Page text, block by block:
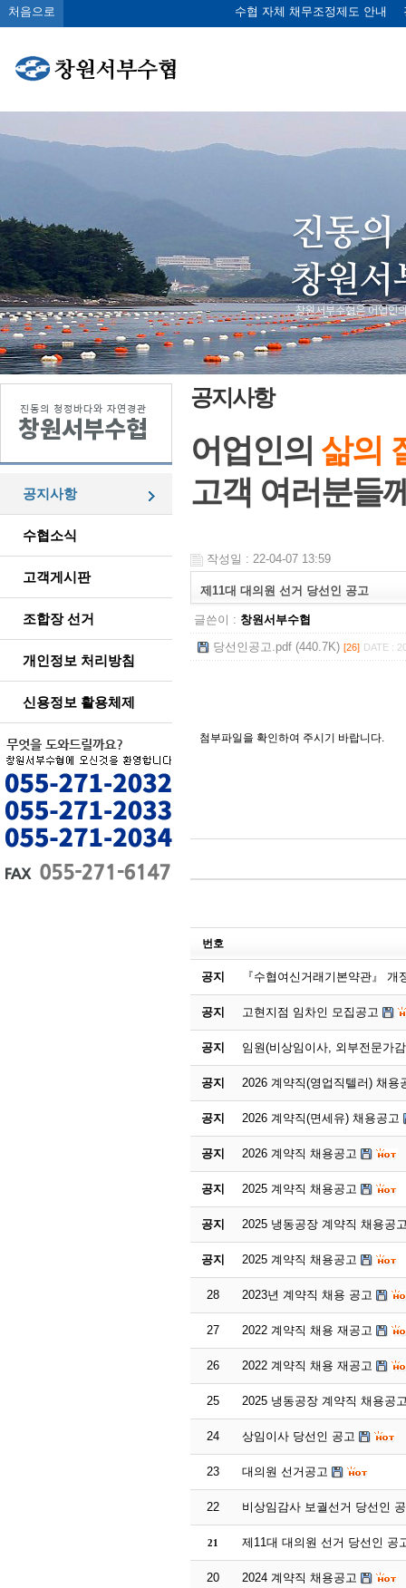
처음으로 수협 자체 채무조정제도 안내
공지사항
수협소식
고객게시판
조합장 선거
개인정보 처리방침
신용정보 활용체제
공지사항
어업인의 삶의
고객 여러분들
작성일 : 22-04-07 13:59
제11대 대의원 선거 당선인 공고
글쓴이 : 창원서부수협
당선인공고.pdf (440.7K) [26] DATE :
첨부파일을 확인하여 주시기 바랍니다.
번호
공지 『수협여신거래기본약관』 개
공지 고현지점 임차인 모집공고
공지 임원(비상임이사, 외부전문가
공지 2026 계약직(영업직텔러) 채용
공지 2026 계약직(면세유) 채용공고
공지 2026 계약직 채용공고
공지 2025 계약직 채용공고
공지 2025 냉동공장 계약직 채용공
공지 2025 계약직 채용공고
28 2023년 계약직 채용 공고
27 2022 계약직 채용 재공고
26 2022 계약직 채용 재공고
25 2025 냉동공장 계약직 채용공
24 상임이사 당선인 공고
23 대의원 선거공고
22 비상임감사 보궐선거 당선인
21 제11대 대의원 선거 당선인 공
20 2024 계약직 채용공고